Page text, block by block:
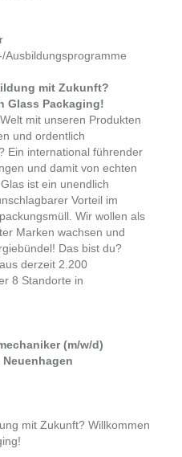
Ausbildungsprogramme
mit Zukunft?
Glass Packaging!
mit unseren Produkten
und ordentlich
Ein international führender
und damit von echten
ist ein unendlich
Vorteil im
Wir wollen als
Marken wachsen und
Das bist du?
derzeit 2.200
8 Standorte in
(m/w/d)
mit Zukunft? Willkommen